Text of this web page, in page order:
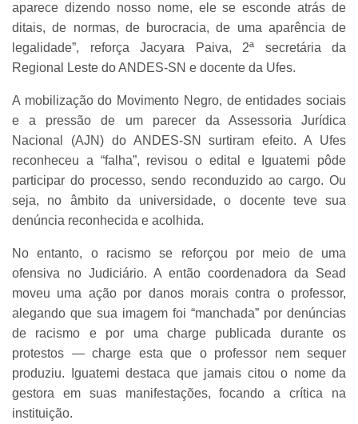
aparece dizendo nosso nome, ele se esconde atrás de
ditais, de normas, de burocracia, de uma aparência de
legalidade”, reforça Jacyara Paiva, 2ª secretária da
Regional Leste do ANDES-SN e docente da Ufes.
A mobilização do Movimento Negro, de entidades sociais
e a pressão de um parecer da Assessoria Jurídica
Nacional (AJN) do ANDES-SN surtiram efeito. A Ufes
reconheceu a “falha”, revisou o edital e Iguatemi pôde
participar do processo, sendo reconduzido ao cargo. Ou
seja, no âmbito da universidade, o docente teve sua
denúncia reconhecida e acolhida.
No entanto, o racismo se reforçou por meio de uma
ofensiva no Judiciário. A então coordenadora da Sead
moveu uma ação por danos morais contra o professor,
alegando que sua imagem foi “manchada” por denúncias
de racismo e por uma charge publicada durante os
protestos — charge esta que o professor nem sequer
produziu. Iguatemi destaca que jamais citou o nome da
gestora em suas manifestações, focando a crítica na
instituição.